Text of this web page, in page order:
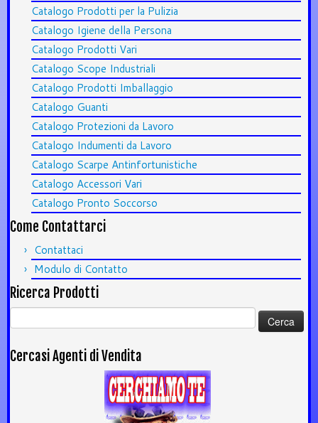
Catalogo Prodotti per la Pulizia
Catalogo Igiene della Persona
Catalogo Prodotti Vari
Catalogo Scope Industriali
Catalogo Prodotti Imballaggio
Catalogo Guanti
Catalogo Protezioni da Lavoro
Catalogo Indumenti da Lavoro
Catalogo Scarpe Antinfortunistiche
Catalogo Accessori Vari
Catalogo Pronto Soccorso
Come Contattarci
Contattaci
Modulo di Contatto
Ricerca Prodotti
Ricerca
per:
Cercasi Agenti di Vendita